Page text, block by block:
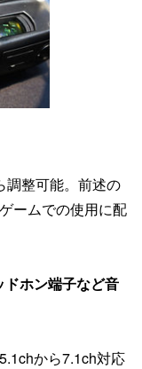
調整可能。前述の
ームでの使用に配
ホン端子など音
から7.1ch対応